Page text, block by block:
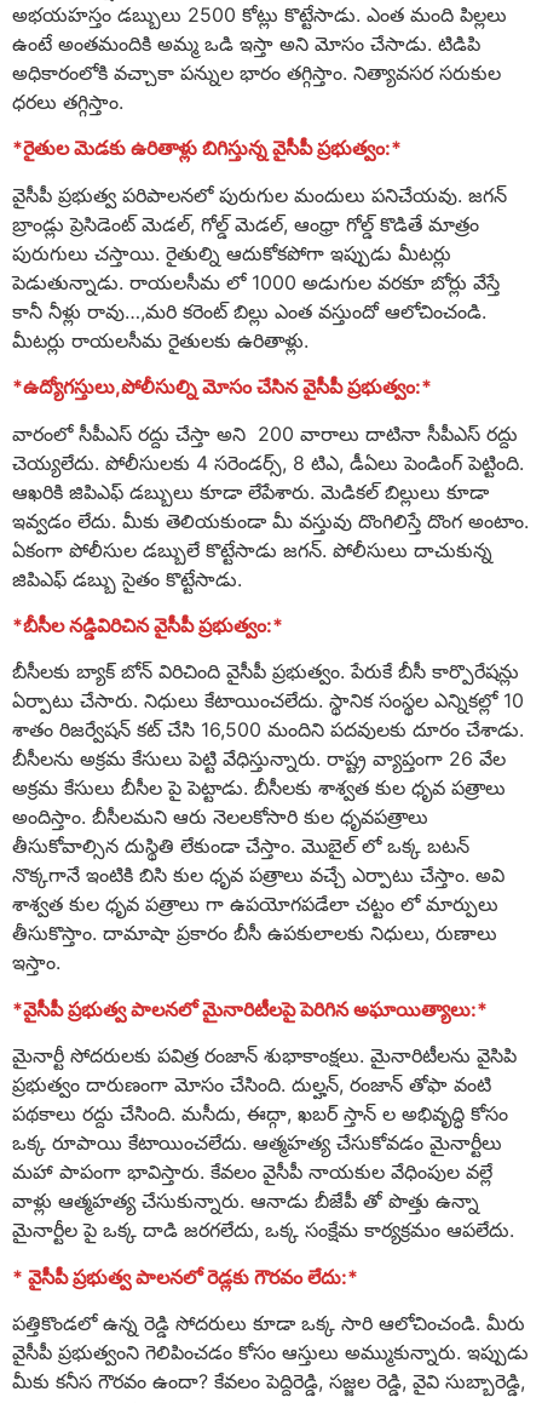
అభయహస్తం డబ్బులు 2500 కోట్లు కొట్టేసాడు. ఎంత మంది పిల్లలు
ఉంటే అంతమందికి అమ్మ ఒడి ఇస్తా అని మోసం చేసాడు. టిడిపి
అధికారంలోకి వచ్చాకా పన్నుల భారం తగ్గిస్తాం. నిత్యావసర సరుకుల
ధరలు తగ్గిస్తాం.
*రైతుల మెడకు ఉరితాళ్లు బిగిస్తున్న వైసీపీ ప్రభుత్వం:*
వైసీపీ ప్రభుత్వ పరిపాలనలో పురుగుల మందులు పనిచేయవు. జగన్
బ్రాండ్లు ప్రెసిడెంట్ మెడల్, గోల్డ్ మెడల్, ఆంధ్రా గోల్డ్ కొడితే మాత్రం
పురుగులు చస్తాయి. రైతుల్ని ఆదుకోకపోగా ఇప్పుడు మీటర్లు
పెడుతున్నాడు. రాయలసీమ లో 1000 అడుగుల వరకూ బోర్లు వేస్తే
కానీ నీళ్లు రావు…,మరి కరెంట్ బిల్లు ఎంత వస్తుందో ఆలోచించండి.
మీటర్లు రాయలసీమ రైతులకు ఉరితాళ్లు.
*ఉద్యోగస్తులు,పోలీసుల్ని మోసం చేసిన వైసీపీ ప్రభుత్వం:*
వారంలో సీపీఎస్ రద్దు చేస్తా అని 200 వారాలు దాటినా సీపీఎస్ రద్దు
చెయ్యలేదు. పోలీసులకు 4 సరెండర్స్, 8 టిఎ, డీఏలు పెండింగ్ పెట్టింది.
ఆఖరికి జిపిఎఫ్ డబ్బులు కూడా లేపేశారు. మెడికల్ బిల్లులు కూడా
ఇవ్వడం లేదు. మీకు తెలియకుండా మీ వస్తువు దొంగిలిస్తే దొంగ అంటాం.
ఏకంగా పోలీసుల డబ్బులే కొట్టేసాడు జగన్. పోలీసులు దాచుకున్న
జిపిఎఫ్ డబ్బు సైతం కొట్టేసాడు.
*బీసీల నడ్డివిరిచిన వైసీపీ ప్రభుత్వం:*
బీసీలకు బ్యాక్ బోన్ విరిచింది వైసీపీ ప్రభుత్వం. పేరుకే బీసీ కార్పొరేషన్లు
ఏర్పాటు చేసారు. నిధులు కేటాయించలేదు. స్థానిక సంస్థల ఎన్నికల్లో 10
శాతం రిజర్వేషన్ కట్ చేసి 16,500 మందిని పదవులకు దూరం చేశాడు.
బీసీలను అక్రమ కేసులు పెట్టి వేధిస్తున్నారు. రాష్ట్ర వ్యాప్తంగా 26 వేల
అక్రమ కేసులు బీసీల పై పెట్టాడు. బీసీలకు శాశ్వత కుల ధృవ పత్రాలు
అందిస్తాం. బీసీలమని ఆరు నెలలకోసారి కుల ధృవపత్రాలు
తీసుకోవాల్సిన దుస్థితి లేకుండా చేస్తాం. మొబైల్ లో ఒక్క బటన్
నొక్కగానే ఇంటికి బిసి కుల ధృవ పత్రాలు వచ్చే ఎర్పాటు చేస్తాం. అవి
శాశ్వత కుల ధృవ పత్రాలు గా ఉపయోగపడేలా చట్టం లో మార్పులు
తీసుకొస్తాం. దామాషా ప్రకారం బీసీ ఉపకులాలకు నిధులు, రుణాలు
ఇస్తాం.
*వైసీపీ ప్రభుత్వ పాలనలో మైనారిటీలపై పెరిగిన అఘాయిత్యాలు:*
మైనార్టీ సోదరులకు పవిత్ర రంజాన్ శుభాకాంక్షలు. మైనారిటీలను వైసిపి
ప్రభుత్వం దారుణంగా మోసం చేసింది. దుల్హన్, రంజాన్ తోఫా వంటి
పథకాలు రద్దు చేసింది. మసీదు, ఈద్గా, ఖబర్ స్తాన్ ల అభివృద్ధి కోసం
ఒక్క రూపాయి కేటాయించలేదు. ఆత్మహత్య చేసుకోవడం మైనార్టీలు
మహా పాపంగా భావిస్తారు. కేవలం వైసీపీ నాయకుల వేధింపుల వల్లే
వాళ్లు ఆత్మహత్య చేసుకున్నారు. ఆనాడు బీజేపీ తో పొత్తు ఉన్నా
మైనార్టీల పై ఒక్క దాడి జరగలేదు, ఒక్క సంక్షేమ కార్యక్రమం ఆపలేదు.
* వైసీపీ ప్రభుత్వ పాలనలో రెడ్లకు గౌరవం లేదు:*
పత్తికొండలో ఉన్న రెడ్డి సోదరులు కూడా ఒక్క సారి ఆలోచించండి. మీరు
వైసీపీ ప్రభుత్వంని గెలిపించడం కోసం ఆస్తులు అమ్ముకున్నారు. ఇప్పుడు
మీకు కనీస గౌరవం ఉందా? కేవలం పెద్దిరెడ్డి, సజ్జల రెడ్డి, వైవి సుబ్బారెడ్డి,